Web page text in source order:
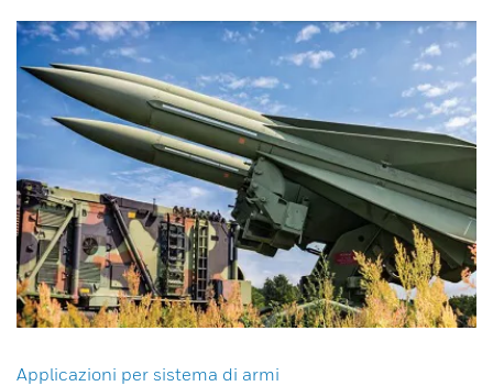
Applicazioni per sistema di armi